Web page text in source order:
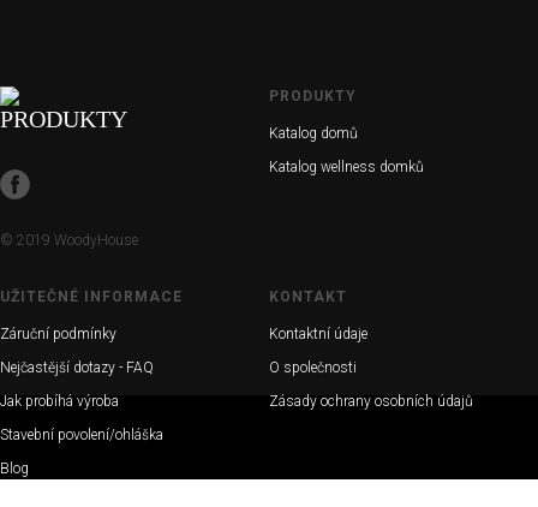
© 2019 WoodyHouse
PRODUKTY
Katalog domů
Katalog wellness domků
UŽITEČNÉ INFORMACE
Záruční podmínky
Nejčastější dotazy - FAQ
Jak probíhá výroba
Stavební povolení/ohláška
Blog
KONTAKT
Kontaktní údaje
O společnosti
Zásady ochrany osobních údajů